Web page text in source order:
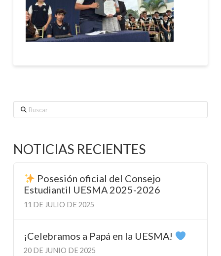
Buscar
NOTICIAS RECIENTES
Posesión oficial del Consejo
Estudiantil UESMA 2025-2026
11 DE JULIO DE 2025
¡Celebramos a Papá en la UESMA!
20 DE JUNIO DE 2025